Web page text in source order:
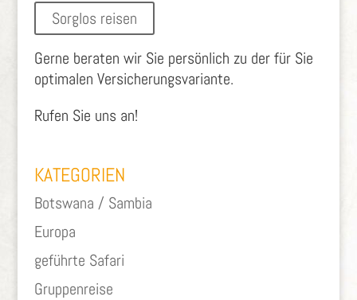
Sorglos reisen
Gerne beraten wir Sie persönlich zu der für Sie
optimalen Versicherungsvariante.
Rufen Sie uns an!
KATEGORIEN
Botswana / Sambia
Europa
geführte Safari
Gruppenreise